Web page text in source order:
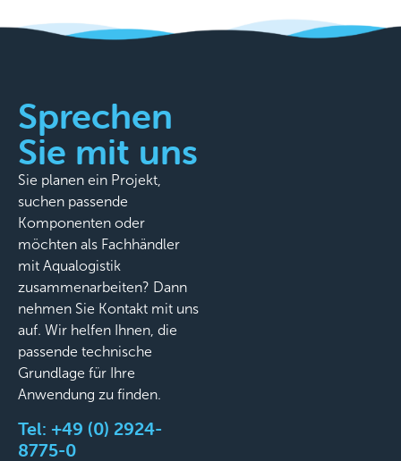
Sprechen
Sie mit uns
Sie planen ein Projekt,
suchen passende
Komponenten oder
möchten als Fachhändler
mit Aqualogistik
zusammenarbeiten? Dann
nehmen Sie Kontakt mit uns
auf. Wir helfen Ihnen, die
passende technische
Grundlage für Ihre
Anwendung zu finden.
Tel: +49 (0) 2924-
8775-0